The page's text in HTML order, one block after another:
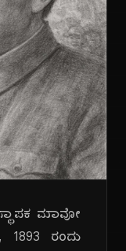
ಮಾವೋ
ರಂದು